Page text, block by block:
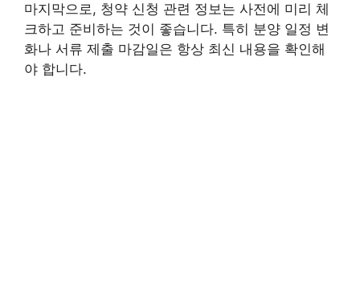
마지막으로, 청약 신청 관련 정보는 사전에 미리 체
크하고 준비하는 것이 좋습니다. 특히 분양 일정 변
화나 서류 제출 마감일은 항상 최신 내용을 확인해
야 합니다.